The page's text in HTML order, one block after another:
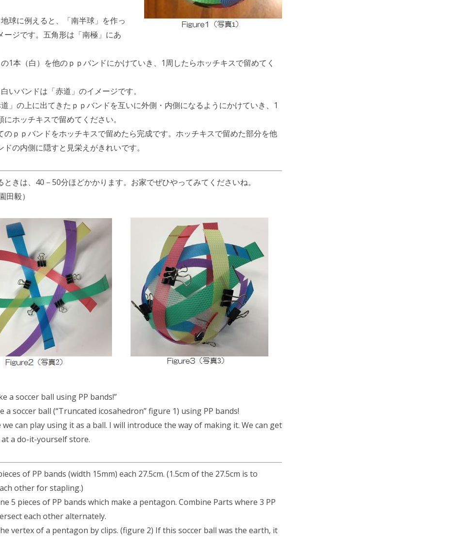
地球に例えると、「南半球」を作っ
ージです。五角形は「南極」にあ
の1本（白）を他のｐｐバンドにかけていき、1周したらホッチキスで留めてく
白いバンドは「赤道」のイメージです。
道」の上に出てきたｐｐバンドを互いに外側・内側になるようにかけていき、1
にホッチキスで留めてください。
のｐｐバンドをホッチキスで留めたら完成です。ホッチキスで留めた部分を他
ドの内側に隠すと見栄えがきれいです。
ときは、40－50分ほどかかります。お家でぜひやってみてくださいね。
田毅）
a soccer ball using PP bands!”
a soccer ball (“Truncated icosahedron” figure 1) using PP bands!
we can play using it as a ball. I will introduce the way of making it. We can get
at a do-it-yourself store.
of PP bands (width 15mm) each 27.5cm. (1.5cm of the 27.5cm is to
other for stapling.)
5 pieces of PP bands which make a pentagon. Combine Parts where 3 PP
each other alternately.
vertex of a pentagon by clips. (figure 2) If this soccer ball was the earth, it